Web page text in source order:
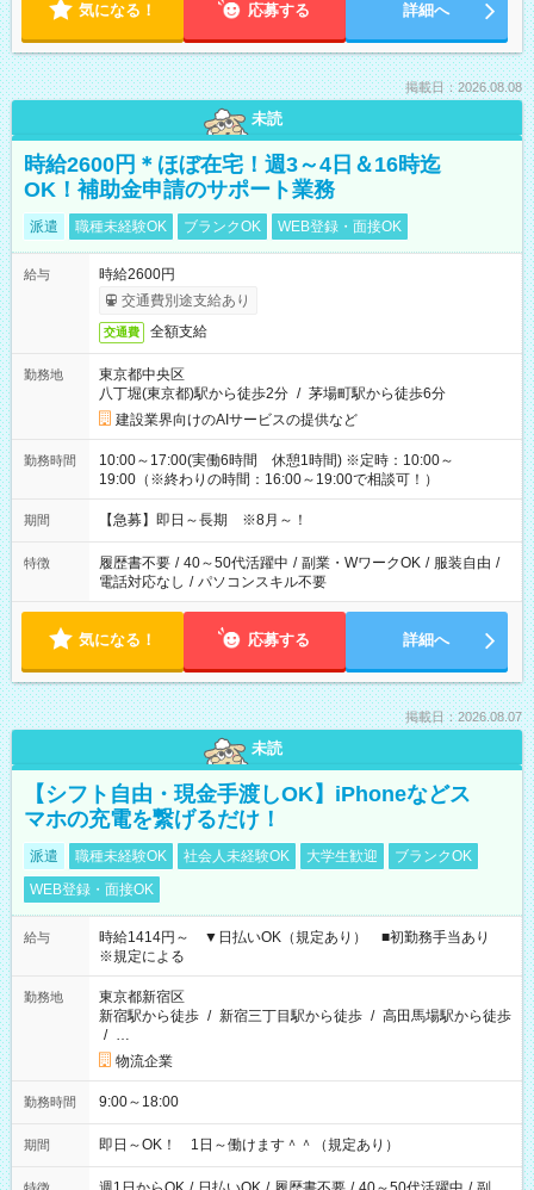
気になる！ 応募する 詳細へ
掲載日：2026.08.08
未読
時給2600円＊ほぼ在宅！週3～4日＆16時迄
OK！補助金申請のサポート業務
派遣 職種未経験OK ブランクOK WEB登録・面接OK
給与
時給2600円
交通費別途支給あり
交通費 全額支給
勤務地
東京都中央区
八丁堀(東京都)駅から徒歩2分 / 茅場町駅から徒歩6分
建設業界向けのAIサービスの提供など
勤務時間
10:00～17:00(実働6時間 休憩1時間) ※定時：10:00～
19:00（※終わりの時間：16:00～19:00で相談可！）
期間 【急募】即日～長期 ※8月～！
特徴 履歴書不要 / 40～50代活躍中 / 副業・WワークOK / 服装自由 /
電話対応なし / パソコンスキル不要
気になる！ 応募する 詳細へ
掲載日：2026.08.07
未読
【シフト自由・現金手渡しOK】iPhoneなどス
マホの充電を繋げるだけ！
派遣 職種未経験OK 社会人未経験OK 大学生歓迎
ブランクOK
WEB登録・面接OK
給与
時給1414円～ ▼日払いOK（規定あり） ■初勤務手当あり
※規定による
勤務地
東京都新宿区
新宿駅から徒歩 / 新宿三丁目駅から徒歩 / 高田馬場駅から徒歩
/ …
物流企業
勤務時間 9:00～18:00
期間 即日～OK！ 1日～働けます＾＾（規定あり）